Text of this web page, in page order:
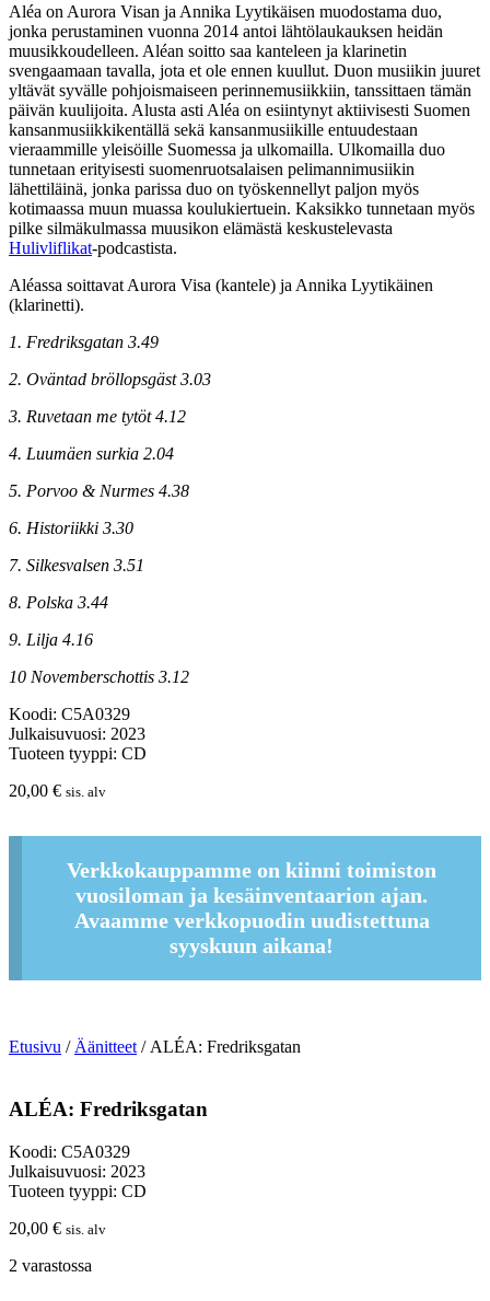
Aléa on Aurora Visan ja Annika Lyytikäisen muodostama duo,
jonka perustaminen vuonna 2014 antoi lähtölaukauksen heidän
muusikkoudelleen. Aléan soitto saa kanteleen ja klarinetin
svengaamaan tavalla, jota et ole ennen kuullut. Duon musiikin juuret
yltävät syvälle pohjoismaiseen perinnemusiikkiin, tanssittaen tämän
päivän kuulijoita. Alusta asti Aléa on esiintynyt aktiivisesti Suomen
kansanmusiikkikentällä sekä kansanmusiikille entuudestaan
vieraammille yleisöille Suomessa ja ulkomailla. Ulkomailla duo
tunnetaan erityisesti suomenruotsalaisen pelimannimusiikin
lähettiläinä, jonka parissa duo on työskennellyt paljon myös
kotimaassa muun muassa koulukiertuein. Kaksikko tunnetaan myös
pilke silmäkulmassa muusikon elämästä keskustelevasta
Hulivliflikat-podcastista.
Aléassa soittavat Aurora Visa (kantele) ja Annika Lyytikäinen
(klarinetti).
1. Fredriksgatan 3.49
2. Oväntad bröllopsgäst 3.03
3. Ruvetaan me tytöt 4.12
4. Luumäen surkia 2.04
5. Porvoo & Nurmes 4.38
6. Historiikki 3.30
7. Silkesvalsen 3.51
8. Polska 3.44
9. Lilja 4.16
10 Novemberschottis 3.12
Koodi: C5A0329
Julkaisuvuosi: 2023
Tuoteen tyyppi: CD
20,00 € sis. alv
Verkkokauppamme on kiinni toimiston
vuosiloman ja kesäinventaarion ajan.
Avaamme verkkopuodin uudistettuna
syyskuun aikana!
Etusivu /Äänitteet/ ALÉA: Fredriksgatan
ALÉA: Fredriksgatan
Koodi: C5A0329
Julkaisuvuosi: 2023
Tuoteen tyyppi: CD
20,00 € sis. alv
2 varastossa